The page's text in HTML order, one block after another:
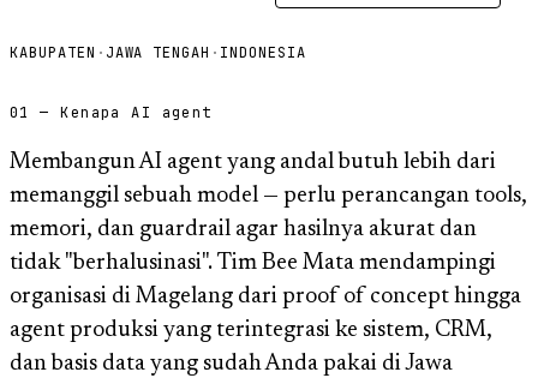
KABUPATEN · JAWA TENGAH · INDONESIA
01 — Kenapa AI agent
Membangun AI agent yang andal butuh lebih dari
memanggil sebuah model — perlu perancangan tools,
memori, dan guardrail agar hasilnya akurat dan
tidak "berhalusinasi". Tim Bee Mata mendampingi
organisasi di Magelang dari proof of concept hingga
agent produksi yang terintegrasi ke sistem, CRM,
dan basis data yang sudah Anda pakai di Jawa